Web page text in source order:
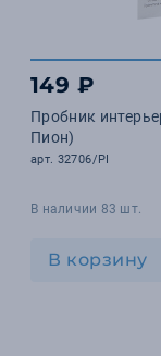
149 ₽
Пробник
Пион)
арт. 32706/PI
В наличии 83 шт.
В корзину